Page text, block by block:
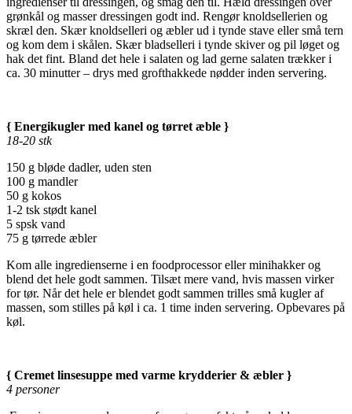
grønkål og masser dressingen godt ind. Rengør knoldsellerien og
skræl den. Skær knoldselleri og æbler ud i tynde stave eller små tern
og kom dem i skålen. Skær bladselleri i tynde skiver og pil løget og
hak det fint. Bland det hele i salaten og lad gerne salaten trækker i
ca. 30 minutter – drys med grofthakkede nødder inden servering.
{ Energikugler med kanel og tørret æble }
18-20 stk
150 g bløde dadler, uden sten
100 g mandler
50 g kokos
1-2 tsk stødt kanel
5 spsk vand
75 g tørrede æbler
Kom alle ingredienserne i en foodprocessor eller minihakker og
blend det hele godt sammen. Tilsæt mere vand, hvis massen virker
for tør. Når det hele er blendet godt sammen trilles små kugler af
massen, som stilles på køl i ca. 1 time inden servering. Opbevares på
køl.
{ Cremet linsesuppe med varme krydderier & æbler }
4 personer